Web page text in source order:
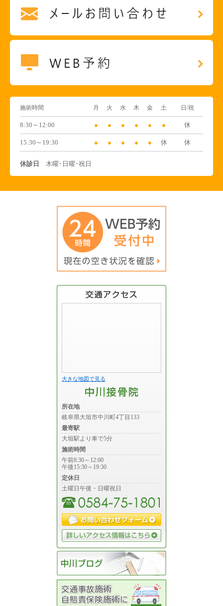
施術時間 月 火 水 木 金 土 日/祝
8:30～12:00 ● ● ● ● ● ● 休
15:30～19:30 ● ● ● ● ● 休 休
休診日 木曜･日曜･祝日
大きな地図で見る
所在地
岐阜県大垣市中川町4丁目133
最寄駅
大垣駅より車で5分
施術時間
午前8:30～12:00
午後15:30～19:30
定休日
土曜日午後・日曜祝日